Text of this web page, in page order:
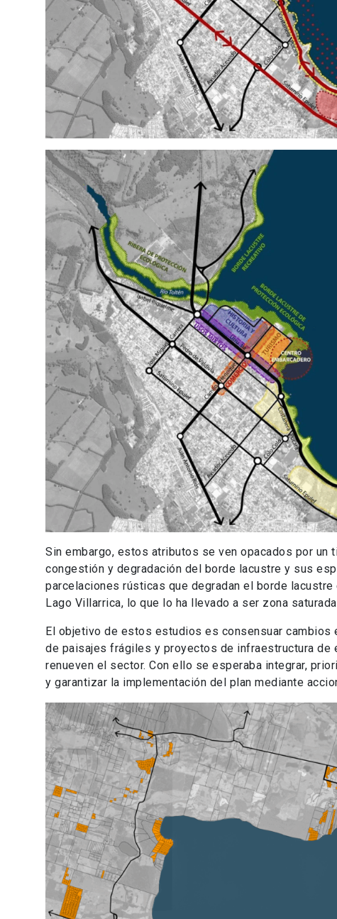
Sin embargo, estos atributos se ven opacados por
congestión y degradación del borde lacustre y sus
parcelaciones rústicas que degradan el borde
Lago Villarrica, lo que lo ha llevado a ser zona
El objetivo de estos estudios es consensuar cambios
de paisajes frágiles y proyectos de infraestructura
renueven el sector. Con ello se esperaba integrar,
y garantizar la implementación del plan mediante